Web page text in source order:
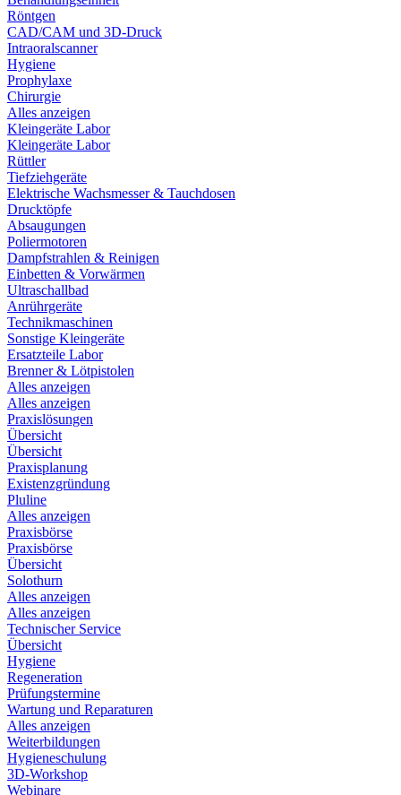
Röntgen
CAD/CAM und 3D-Druck
Intraoralscanner
Hygiene
Prophylaxe
Chirurgie
Alles anzeigen
Kleingeräte Labor
Kleingeräte Labor
Rüttler
Tiefziehgeräte
Elektrische Wachsmesser & Tauchdosen
Drucktöpfe
Absaugungen
Poliermotoren
Dampfstrahlen & Reinigen
Einbetten & Vorwärmen
Ultraschallbad
Anrührgeräte
Technikmaschinen
Sonstige Kleingeräte
Ersatzteile Labor
Brenner & Lötpistolen
Alles anzeigen
Alles anzeigen
Praxislösungen
Übersicht
Übersicht
Praxisplanung
Existenzgründung
Pluline
Alles anzeigen
Praxisbörse
Praxisbörse
Übersicht
Solothurn
Alles anzeigen
Alles anzeigen
Technischer Service
Übersicht
Hygiene
Regeneration
Prüfungstermine
Wartung und Reparaturen
Alles anzeigen
Weiterbildungen
Hygieneschulung
3D-Workshop
Webinare